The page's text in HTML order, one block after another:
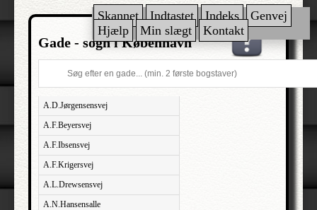
Skannet Indtastet Indeks
Genvej
Hjælp
Min slægt Kontakt
Gade - sogn i København
A.D.Jørgensensvej
A.F.Beyersvej
A.F.Ibsensvej
A.F.Krigersvej
A.L.Drewsensvej
A.N.Hansensalle